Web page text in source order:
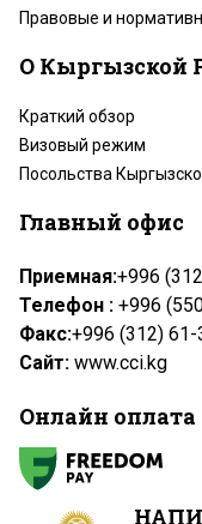
Правовые и
О Кыргызской
Краткий обзор
Визовый режим
Посольства
Главный офис
Приемная:+996
Телефон : +996
Факс:+996 (312) 61-
Сайт: www.cci.kg
Онлайн оплата